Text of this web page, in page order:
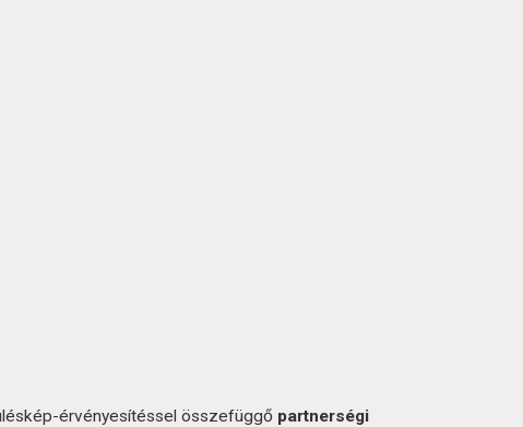
érvényesítéssel összefüggő partnerségi